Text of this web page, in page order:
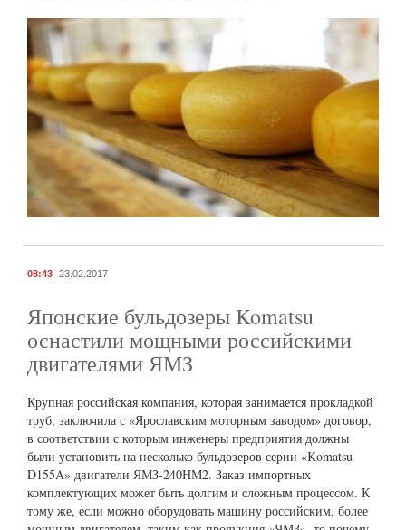
08:43 23.02.2017
Японские бульдозеры Komatsu
оснастили мощными российскими
двигателями ЯМЗ
Крупная российская компания, которая занимается прокладкой
труб, заключила с «Ярославским моторным заводом» договор,
в соответствии с которым инженеры предприятия должны
были установить на несколько бульдозеров серии «Komatsu
D155A» двигатели ЯМЗ-240НМ2. Заказ импортных
комплектующих может быть долгим и сложным процессом. К
тому же, если можно оборудовать машину российским, более